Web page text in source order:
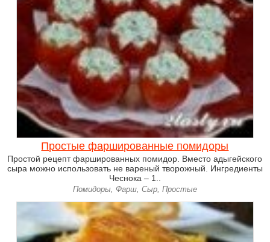
Простые фаршированные помидоры
Простой рецепт фаршированных помидор. Вместо адыгейского
сыра можно использовать не вареный творожный. Ингредиенты
Чеснока – 1..
Помидоры, Фарш, Сыр, Простые